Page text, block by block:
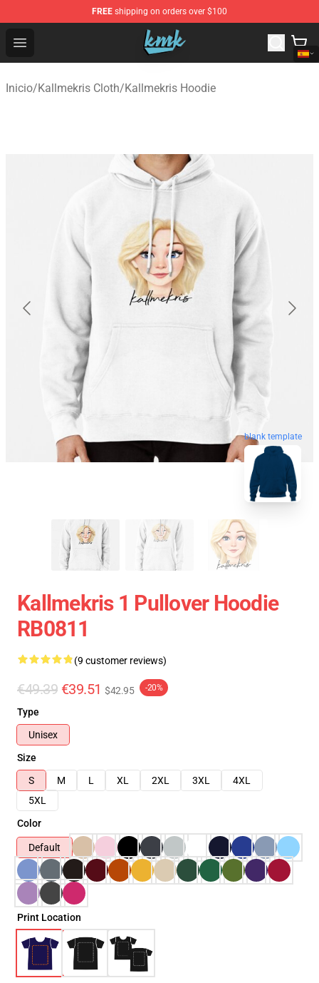
FREE shipping on orders over $100
Open menu
KallMeKris Store - Official KallMeKris Merchandise Shop
Inicio/Kallmekris Cloth/Kallmekris Hoodie
blank template
Kallmekris 1 Pullover Hoodie
RB0811
(9 customer reviews)
€49.39 €39.51 $42.95 -20%
Type
Unisex
Size
S
M L XL 2XL 3XL
4XL
5XL
Color
Default
Print Location